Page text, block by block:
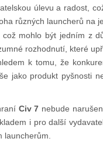
úlevu a radost,
různých launcherů na
mohlo být jedním z
rozhodnutí, které
k tomu, že
jako produkt pyšnosti
Civ 7 nebude
i pro další
launcherům.